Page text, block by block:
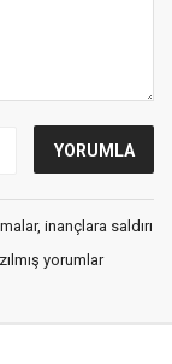
inançlara saldırı
yorumlar